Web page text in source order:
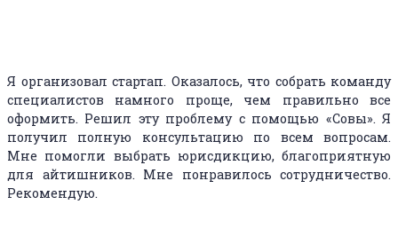
Я организовал стартап. Оказалось, что собрать команду
специалистов намного проще, чем правильно все
оформить. Решил эту проблему с помощью «Совы». Я
получил полную консультацию по всем вопросам.
Мне помогли выбрать юрисдикцию, благоприятную
для айтишников. Мне понравилось сотрудничество.
Рекомендую.